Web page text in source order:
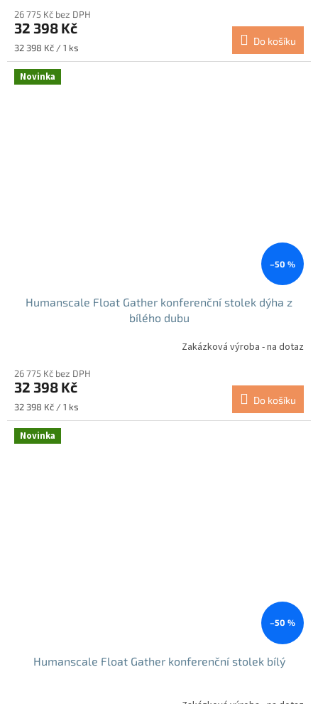
26 775 Kč bez DPH
32 398 Kč
Měrná
cena:
32 398 Kč / 1 ks
Do košíku
Novinka
–50 %
Humanscale Float Gather konferenční stolek dýha z
bílého dubu
Zakázková výroba - na dotaz
26 775 Kč bez DPH
32 398 Kč
Měrná
cena:
32 398 Kč / 1 ks
Do košíku
Novinka
–50 %
Humanscale Float Gather konferenční stolek bílý